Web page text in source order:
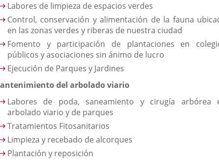
Labores de limpieza de espacios verdes
Control, conservación y alimentación de la fauna
en las zonas verdes y riberas de nuestra ciudad
Fomento y participación de plantaciones en
públicos y asociaciones sin ánimo de lucro
Ejecución de Parques y Jardines
del arbolado viario
Labores de poda, saneamiento y cirugía arbórea
arbolado viario y de parques
Tratamientos Fitosanitarios
Limpieza y recebado de alcorques
Plantación y reposición